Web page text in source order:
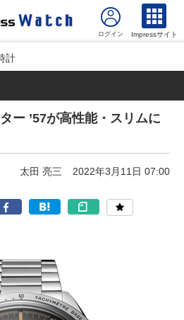
Impressサイト
計
ー ’57が高性能・スリムに
太田 亮三 2022年3月11日 07:00